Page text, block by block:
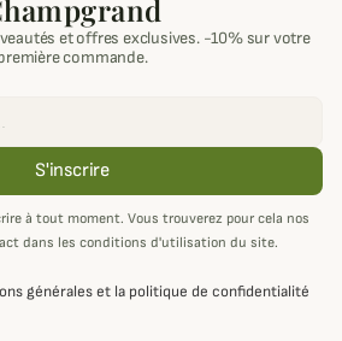
et offres exclusives. -10% sur votre
commande.
S'inscrire
à tout moment. Vous trouverez pour cela nos
dans les conditions d'utilisation du site.
générales et la politique de confidentialité